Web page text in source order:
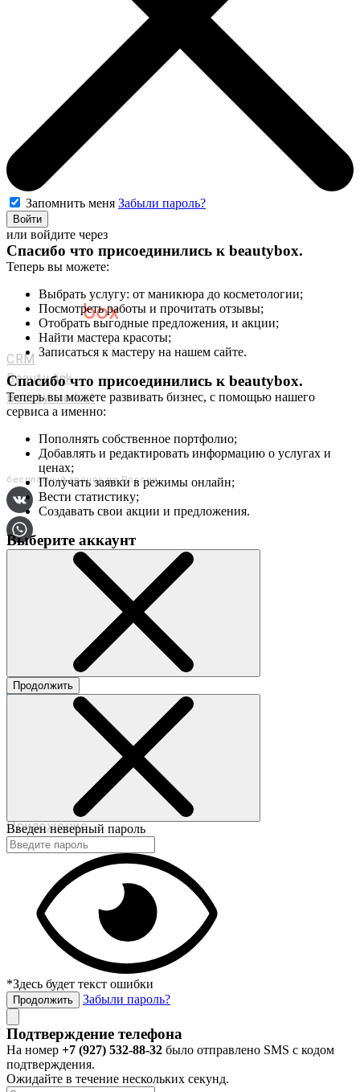
Мастерам и салонам
CRM
Beauty link
Beauty market
Приложение
Мы в соц. сетях
+7 (800) 551-80-29
бесплатный звонок по России
О сервисе
©2017-2020 beautybox.ru
Договор-оферта
Пользовательское соглашение
Политика конфиденциальности
Приложение
Запомнить меня Забыли пароль?
Войти
или войдите через
Спасибо что присоединились к beautybox.
Теперь вы можете:
Выбрать услугу: от маникюра до косметологии;
Посмотреть работы и прочитать отзывы;
Отобрать выгодные предложения, и акции;
Найти мастера красоты;
Записаться к мастеру на нашем сайте.
Спасибо что присоединились к beautybox.
Теперь вы можете развивать бизнес, с помощью нашего
сервиса а именно:
Пополнять собственное портфолио;
Добавлять и редактировать информацию о услугах и
ценах;
Получать заявки в режимы онлайн;
Вести статистику;
Создавать свои акции и предложения.
Выберите аккаунт
Продолжить
Введен неверный пароль
*Здесь будет текст ошибки
Продолжить Забыли пароль?
Подтверждение телефона
На номер +7 (927) 532-88-32 было отправлено SMS с кодом
подтверждения.
Ожидайте в течение нескольких секунд.